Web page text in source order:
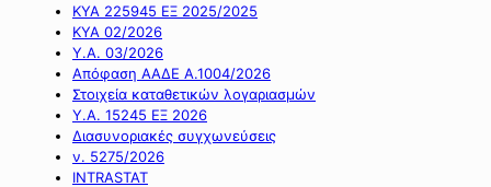
ΚΥΑ 225945 ΕΞ 2025/2025
ΚΥΑ 02/2026
Υ.Α. 03/2026
Απόφαση ΑΑΔΕ Α.1004/2026
Στοιχεία καταθετικών λογαριασμών
Υ.Α. 15245 ΕΞ 2026
Διασυνοριακές συγχωνεύσεις
ν. 5275/2026
INTRASTAT